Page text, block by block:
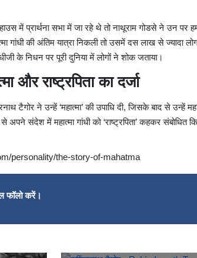
में प्रार्थना सभा में जा रहे थे तो नाथूराम गोडसे ने उन पर
गांधी की अंतिम यात्रा निकली तो उसमें दस लाख से
के निधन पर पूरी दुनिया में लोगों ने शोक जताया।
और राष्ट्रपिता का दर्जा
टैगोर ने उन्हें ‘महात्मा’ की उपाधि दी, जिसके बाद से
अपने संदेश में महात्मा गांधी को ‘राष्ट्रपिता’ कहकर
personality/the-story-of-mahatma
फॉलो करें।